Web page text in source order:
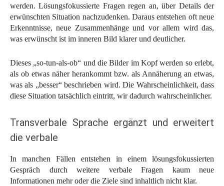
werden. Lösungsfokussierte Fragen regen an, über Details der
erwünschten Situation nachzudenken. Daraus entstehen oft neue
Erkenntnisse, neue Zusammenhänge und vor allem wird das,
was erwünscht ist im inneren Bild klarer und deutlicher.
Dieses „so-tun-als-ob“ und die Bilder im Kopf werden so erlebt,
als ob etwas näher herankommt bzw. als Annäherung an etwas,
was als „besser“ beschrieben wird. Die Wahrscheinlichkeit, dass
diese Situation tatsächlich eintritt, wir dadurch wahrscheinlicher.
Transverbale Sprache ergänzt und erweitert
die verbale
In manchen Fällen entstehen in einem lösungsfokussierten
Gespräch durch weitere verbale Fragen kaum neue
Informationen mehr oder die Ziele sind inhaltlich nicht klar.